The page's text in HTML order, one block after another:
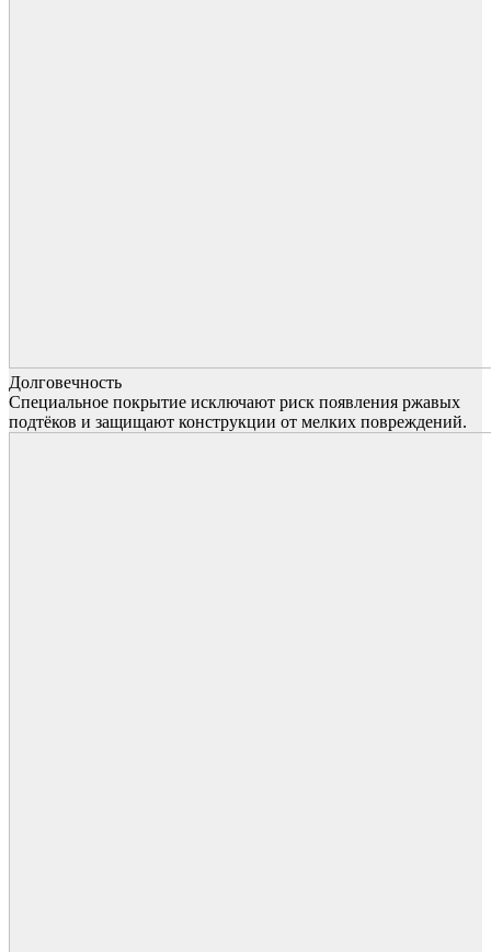
Долговечность
Специальное покрытие исключают риск появления ржавых
подтёков и защищают конструкции от мелких повреждений.